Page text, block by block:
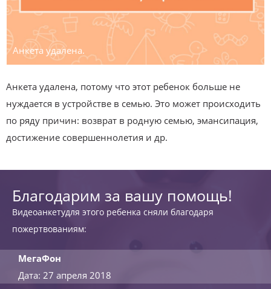
Анкета удалена.
Анкета удалена, потому что этот ребенок больше не
нуждается в устройстве в семью. Это может происходить
по ряду причин: возврат в родную семью, эмансипация,
достижение совершеннолетия и др.
Благодарим за вашу помощь!
Видеоанкетудля этого ребенка сняли благодаря
пожертвованиям:
МегаФон
Дата: 27 апреля 2018